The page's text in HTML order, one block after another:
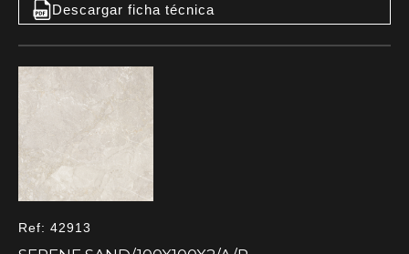
Descargar ficha técnica
Ref: 42913